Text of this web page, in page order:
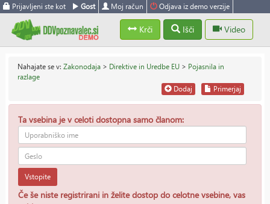
Prijavljeni ste kot Gost Moj račun Odjava iz demo verzije
Krči Išči Video
Nahajate se v: Zakonodaja > Direktive in Uredbe EU > Pojasnila in
razlage
Primerjaj
Dodaj
Ta vsebina je v celoti dostopna samo članom:
Vstopite
Če še niste registrirani in želite dostop do celotne vsebine, vas